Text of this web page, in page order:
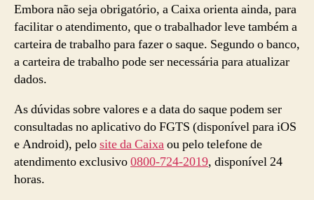
Embora não seja obrigatório, a Caixa orienta ainda, para
facilitar o atendimento, que o trabalhador leve também a
carteira de trabalho para fazer o saque. Segundo o banco,
a carteira de trabalho pode ser necessária para atualizar
dados.
As dúvidas sobre valores e a data do saque podem ser
consultadas no aplicativo do FGTS (disponível para iOS
e Android), pelosite da Caixaou pelo telefone de
atendimento exclusivo0800-724-2019, disponível 24
horas.